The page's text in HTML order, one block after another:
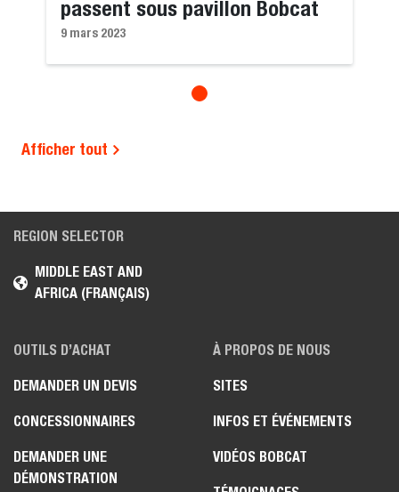
passent sous pavillon Bobcat
9 mars 2023
Afficher tout
REGION SELECTOR
MIDDLE EAST AND
AFRICA (FRANÇAIS)
OUTILS D’ACHAT
DEMANDER UN DEVIS
CONCESSIONNAIRES
DEMANDER UNE
DÉMONSTRATION
À PROPOS DE NOUS
SITES
INFOS ET ÉVÉNEMENTS
VIDÉOS BOBCAT